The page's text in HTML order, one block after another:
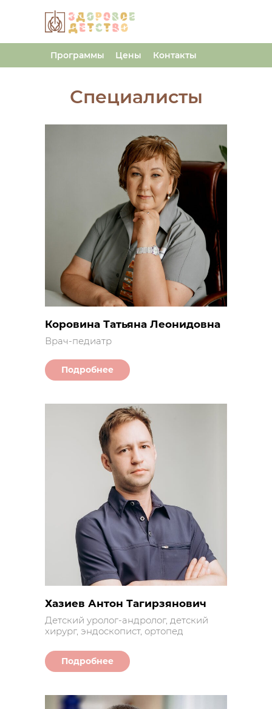
Контакты
Цены
Программы
Подробнее
Детский уролог-андролог, детский
хирург, эндоскопист, ортопед
Хазиев Антон Тагирзянович
Подробнее
Врач-педиатр
Коровина Татьяна Леонидовна
Специалисты